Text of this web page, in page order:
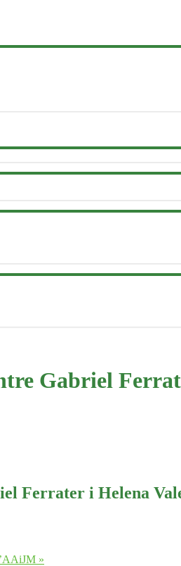
Gabriel
Ferrater i Helena
»